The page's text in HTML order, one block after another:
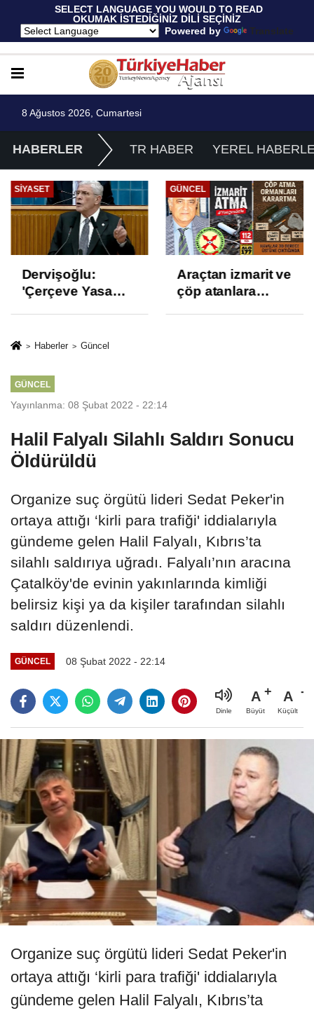
SELECT LANGUAGE YOU WOULD TO READ
OKUMAK İSTEDİĞİNİZ DİLİ SEÇİNİZ
Powered by
Translate
8 Ağustos 2026, Cumartesi
HABERLER TR HABER YEREL
SIYASET
Dervişoğlu:
'Çerçeve Yasa
ve İhanet
GÜNCEL
Araçtan izmarit ve
çöp atanlara
Haberler Güncel
GÜNCEL
Yayınlanma: 08 Şubat 2022 - 22:14
Halil Falyalı Silahlı Saldırı Sonucu
Öldürüldü
Organize suç örgütü lideri Sedat Peker'in
ortaya attığı ‘kirli para trafiği' iddialarıyla
gündeme gelen Halil Falyalı, Kıbrıs’ta
silahlı saldırıya uğradı. Falyalı’nın aracına
Çatalköy'de evinin yakınlarında kimliği
belirsiz kişi ya da kişiler tarafından silahlı
saldırı düzenlendi.
GÜNCEL 08 Şubat 2022 - 22:14
Dinle
A
Büyüt
A
Küçült
Organize suç örgütü lideri Sedat Peker'in
ortaya attığı ‘kirli para trafiği' iddialarıyla
gündeme gelen Halil Falyalı, Kıbrıs’ta